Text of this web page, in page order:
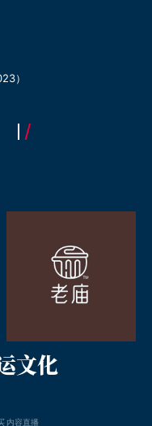
文化
内容直播